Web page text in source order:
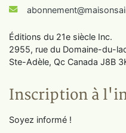
Éditions du 21e siècle Inc.
2955, rue du Domaine-du-
Ste-Adèle, Qc Canada J8B
Inscription à
Soyez informé !